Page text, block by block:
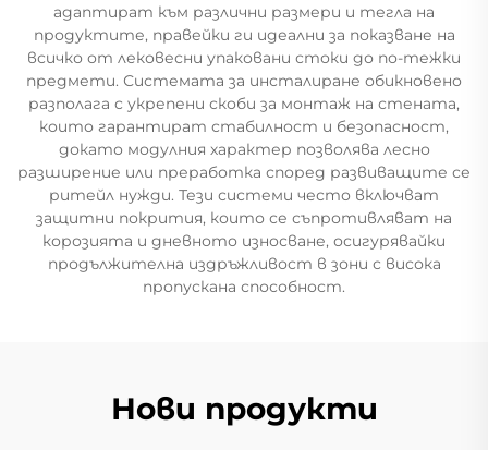
адаптират към различни размери и тегла на
продуктите, правейки ги идеални за показване на
всичко от лековесни упаковани стоки до по-тежки
предмети. Системата за инсталиране обикновено
разполага с укрепени скоби за монтаж на стената,
които гарантират стабилност и безопасност,
докато модулния характер позволява лесно
разширение или преработка според развиващите се
ритейл нужди. Тези системи често включват
защитни покрития, които се съпротивляват на
корозията и дневното износване, осигурявайки
продължителна издръжливост в зони с висока
пропускана способност.
Нови продукти